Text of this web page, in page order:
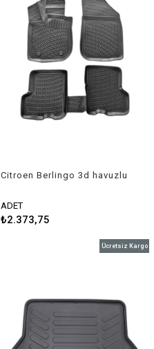
Citroen Berlingo 3d havuzlu
ADET
₺2.373,75
Ücretsiz Kargo